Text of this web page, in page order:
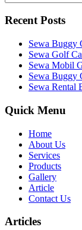
Recent Posts
Sewa Buggy
Sewa Golf
Sewa Mobil
Sewa Buggy
Sewa Rental
Quick Menu
Home
About Us
Services
Products
Gallery
Article
Contact Us
Articles